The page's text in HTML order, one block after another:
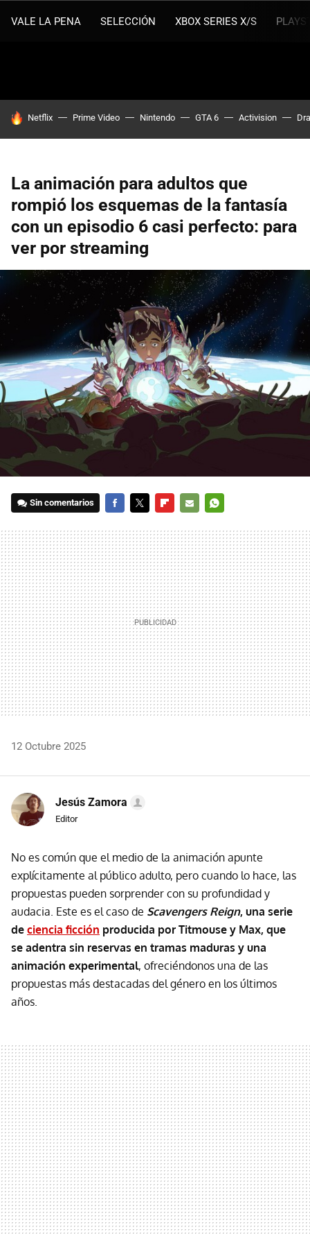
VALE LA PENA SELECCIÓN XBOX SERIES X/S
HOY SE HABLA DE
Netflix Prime Video Nintendo GTA 6 Activision
La animación para adultos que
rompió los esquemas de la fantasía
con un episodio 6 casi perfecto: para
ver por streaming
Sin comentarios
MAIL
12 Octubre 2025
Jesús Zamora
Editor
No es común que el medio de la animación apunte
explícitamente al público adulto, pero cuando lo hace, las
propuestas pueden sorprender con su profundidad y
audacia. Este es el caso de Scavengers Reign, una serie
de ciencia ficción producida por Titmouse y Max, que
se adentra sin reservas en tramas maduras y una
animación experimental, ofreciéndonos una de las
propuestas más destacadas del género en los últimos
años.